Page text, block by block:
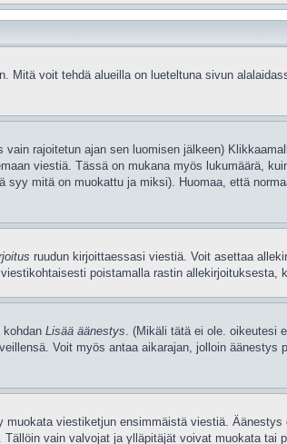
Mitä voit tehdä alueilla on lueteltuna sivun
rajoitetun ajan sen luomisen jälkeen)
viestiä. Tässä on mukana myös lukumäärä,
mitä on muokattu ja miksi). Huomaa, että
ruudun kirjoittaessasi viestiä. Voit asettaa
poistamalla rastin allekirjoituksesta,
Lisää äänestys. (Mikäli tätä ei ole. oikeutesi
Voit myös antaa aikarajan, jolloin äänestys
viestiketjun ensimmäistä viestiä.
vain valvojat ja ylläpitäjät voivat muokata tai